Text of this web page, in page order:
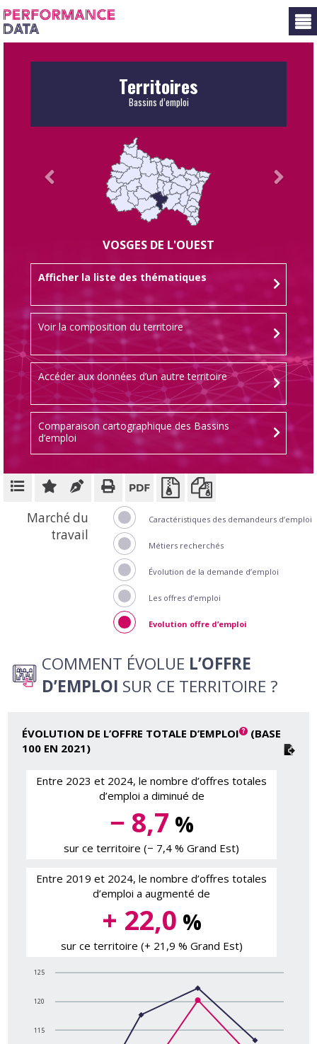
Panneau de gestion des cookies
Territoires
Bassins d’emploi
VOSGES DE L'OUEST
Afficher la liste des thématiques
Voir la composition du territoire
Accéder aux données d’un autre territoire
Comparaison cartographique des Bassins
d’emploi
Marché du
travail
Caractéristiques des demandeurs d’emploi
Métiers recherchés
Évolution de la demande d’emploi
Les offres d’emploi
Evolution offre d’emploi
COMMENT ÉVOLUE L’OFFRE
D’EMPLOI SUR CE TERRITOIRE ?
ÉVOLUTION DE L’OFFRE TOTALE D’EMPLOI
(BASE
100 EN 2021)
Entre 2023 et 2024, le nombre d’offres totales
d’emploi a diminué de
− 8,7 %
sur ce territoire (− 7,4 % Grand Est)
Entre 2019 et 2024, le nombre d’offres totales
d’emploi a augmenté de
+ 22,0 %
sur ce territoire (+ 21,9 % Grand Est)
115
120
125